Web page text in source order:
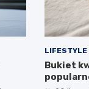
LIFESTYLE
Bukiet